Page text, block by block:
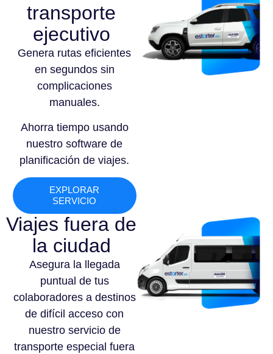
transporte
ejecutivo
Genera rutas eficientes
en segundos sin
complicaciones
manuales.
Ahorra tiempo usando
nuestro software de
planificación de viajes.
EXPLORAR
SERVICIO
Viajes fuera de
la ciudad
Asegura la llegada
puntual de tus
colaboradores a destinos
de difícil acceso con
nuestro servicio de
transporte especial fuera